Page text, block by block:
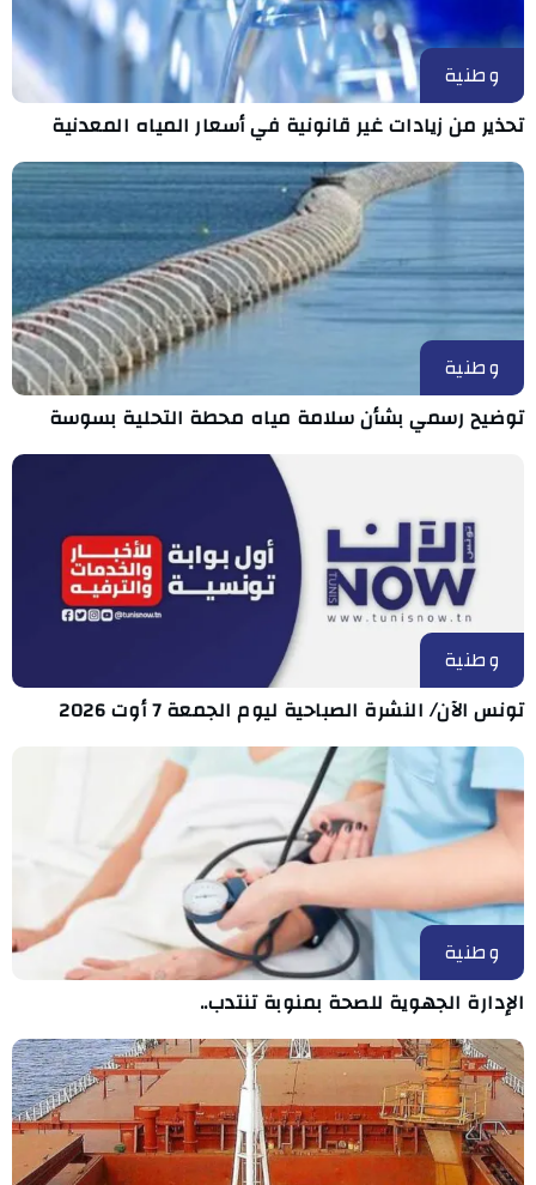
وطنية
تحذير من زيادات غير قانونية في أسعار المياه المعدنية
وطنية
توضيح رسمي بشأن سلامة مياه محطة التحلية بسوسة
وطنية
تونس الآن/ النشرة الصباحية ليوم الجمعة 7 أوت 2026
وطنية
الإدارة الجهوية للصحة بمنوبة تنتدب..